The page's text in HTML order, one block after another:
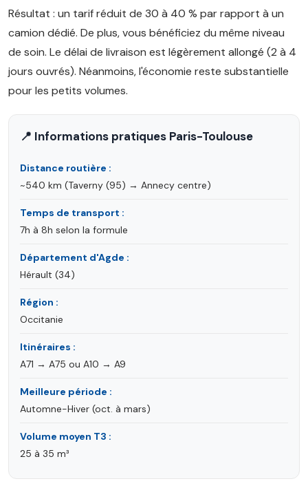
Résultat : un tarif réduit de 30 à 40 % par rapport à un
camion dédié. De plus, vous bénéficiez du même niveau
de soin. Le délai de livraison est légèrement allongé (2 à 4
jours ouvrés). Néanmoins, l'économie reste substantielle
pour les petits volumes.
📍 Informations pratiques Paris-Toulouse
Distance routière :
~540 km (Taverny (95) → Annecy centre)
Temps de transport :
7h à 8h selon la formule
Département d'Agde :
Hérault (34)
Région :
Occitanie
Itinéraires :
A71 → A75 ou A10 → A9
Meilleure période :
Automne-Hiver (oct. à mars)
Volume moyen T3 :
25 à 35 m³